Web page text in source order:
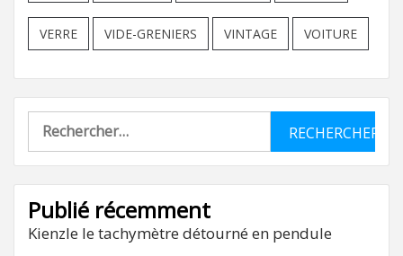
VERRE VIDE-GRENIERS VINTAGE VOITURE
Rechercher :
Publié récemment
Kienzle le tachymètre détourné en pendule